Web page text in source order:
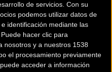
de servicios. Con su
podemos utilizar datos de
identificación mediante las
hacer clic para
nosotros y a nuestros 1538
el procesamiento previamente
acceder a información
Terms of use © 1987–2026 HERE
200 km